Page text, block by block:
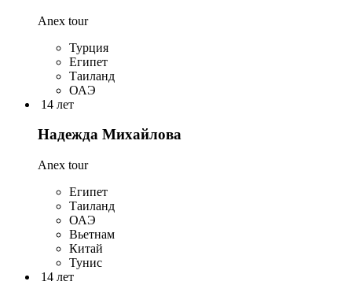
Anex tour
Турция
Египет
Таиланд
ОАЭ
14 лет
Надежда Михайлова
Anex tour
Египет
Таиланд
ОАЭ
Вьетнам
Китай
Тунис
14 лет